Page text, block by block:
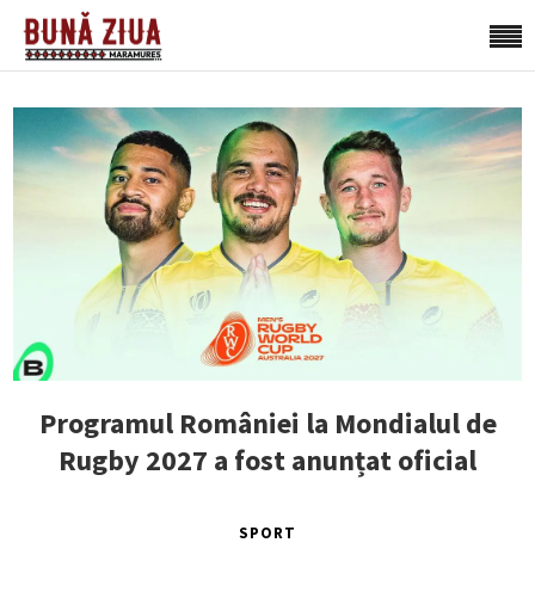
Programul României la Mondialul de
Rugby 2027 a fost anunțat oficial
SPORT